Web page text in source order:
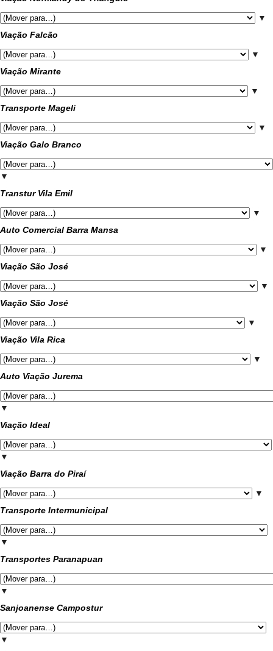
▼
Viação Falcão
▼
Viação Mirante
▼
Transporte Mageli
▼
Viação Galo Branco
▼
Transtur Vila Emil
▼
Auto Comercial Barra Mansa
▼
Viação São José
▼
Viação São José
▼
Viação Vila Rica
▼
Auto Viação Jurema
▼
Viação Ideal
▼
Viação Barra do Piraí
▼
Transporte Intermunicipal
▼
Transportes Paranapuan
▼
Sanjoanense Campostur
▼